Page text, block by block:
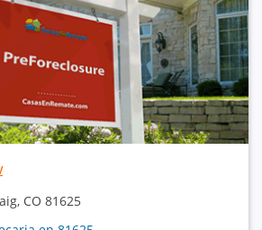
CO 81625